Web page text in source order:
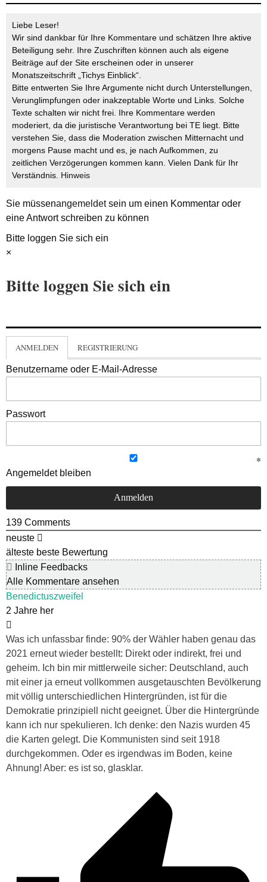
Liebe Leser!
Wir sind dankbar für Ihre Kommentare und schätzen Ihre aktive
Beteiligung sehr. Ihre Zuschriften können auch als eigene
Beiträge auf der Site erscheinen oder in unserer
Monatszeitschrift „Tichys Einblick“.
Bitte entwerten Sie Ihre Argumente nicht durch Unterstellungen,
Verunglimpfungen oder inakzeptable Worte und Links. Solche
Texte schalten wir nicht frei. Ihre Kommentare werden
moderiert, da die juristische Verantwortung bei TE liegt. Bitte
verstehen Sie, dass die Moderation zwischen Mitternacht und
morgens Pause macht und es, je nach Aufkommen, zu
zeitlichen Verzögerungen kommen kann. Vielen Dank für Ihr
Verständnis. Hinweis
Sie müssenangemeldetsein um einen Kommentar oder
eine Antwort schreiben zu können
Bitte loggen Sie sich ein
×
Bitte loggen Sie sich ein
ANMELDEN REGISTRIERUNG
Benutzername oder E-Mail-Adresse
Passwort
Angemeldet bleiben
139 Comments
neuste
älteste beste Bewertung
Inline Feedbacks
Alle Kommentare ansehen
Benedictuszweifel
2 Jahre her
Was ich unfassbar finde: 90% der Wähler haben genau das
2021 erneut wieder bestellt: Direkt oder indirekt, frei und
geheim. Ich bin mir mittlerweile sicher: Deutschland, auch
mit einer ja erneut vollkommen ausgetauschten Bevölkerung
mit völlig unterschiedlichen Hintergründen, ist für die
Demokratie prinzipiell nicht geeignet. Über die Hintergründe
kann ich nur spekulieren. Ich denke: den Nazis wurden 45
die Karten gelegt. Die Kommunisten sind seit 1918
durchgekommen. Oder es irgendwas im Boden, keine
Ahnung! Aber: es ist so, glasklar.